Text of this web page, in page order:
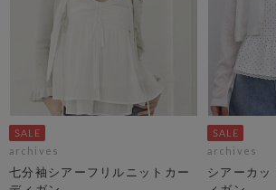
archives
七分袖シアーフリルニットカー
archives
シアーカッ